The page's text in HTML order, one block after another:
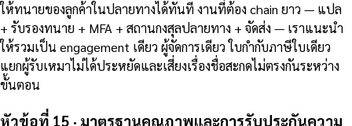
ให้ทนายของลูกค้าในปลายทางได้ทันที งานที่ต้อง chain ยาว — แปล
+ รับรองทนาย + MFA + สถานกงสุลปลายทาง + จัดส่ง — เราแนะนำ
ให้รวมเป็น engagement เดียว ผู้จัดการเดียว ใบกำกับภาษีใบเดียว
แยกผู้รับเหมาไม่ได้ประหยัดและเสี่ยงเรื่องชื่อสะกดไม่ตรงกันระหว่าง
ขั้นตอน
หัวข้อที่ 15 · มาตรฐานคุณภาพและการรับประกันความ